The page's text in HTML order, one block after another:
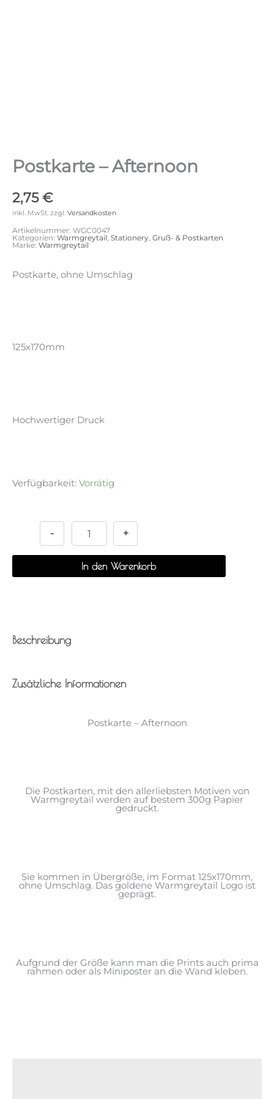
Postkarte – Afternoon
2,75€
inkl. MwSt. zzgl. Versandkosten
Artikelnummer: WGC0047
Kategorien: Warmgreytail Stationery Gruß- & Postkarten
Marke: Warmgreytail
Postkarte, ohne Umschlag
125x170mm
Hochwertiger Druck
Verfügbarkeit: Vorrätig
-
Afternoon
Menge
+
In den Warenkorb
Beschreibung
Zusätzliche Informationen
Postkarte – Afternoon
Die Postkarten, mit den allerliebsten Motiven von
Warmgreytail werden auf bestem 300g Papier
gedruckt.
Sie kommen in Übergröße, im Format 125x170mm,
ohne Umschlag. Das goldene Warmgreytail Logo ist
geprägt.
Aufgrund der Größe kann man die Prints auch prima
rahmen oder als Miniposter an die Wand kleben.